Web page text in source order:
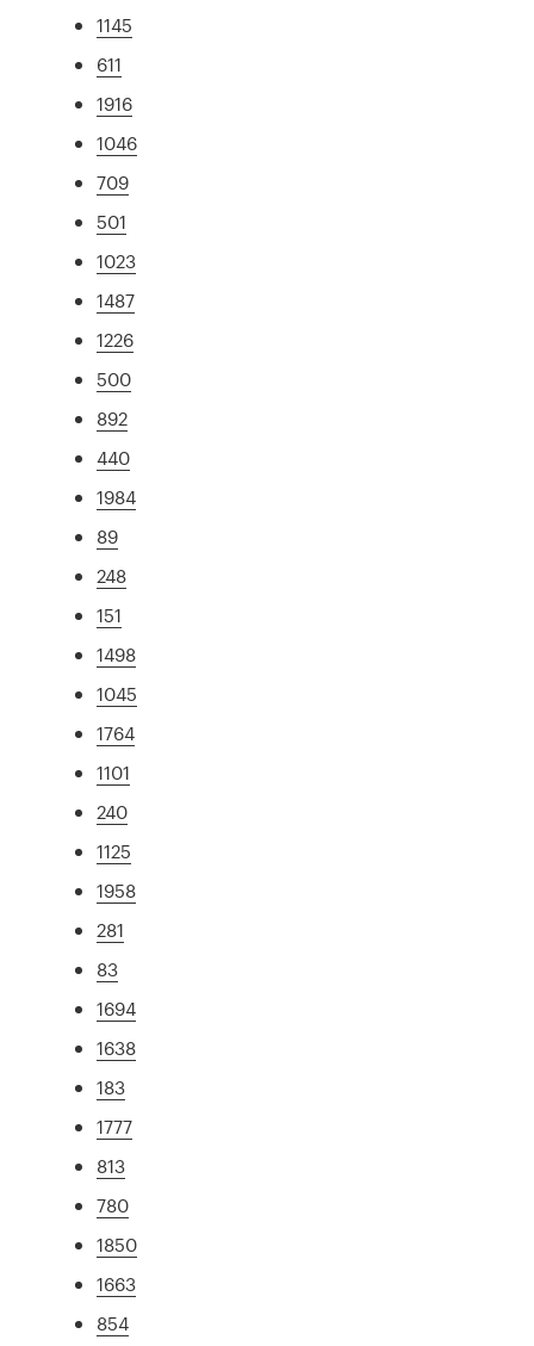
1145
611
1916
1046
709
501
1023
1487
1226
500
892
440
1984
89
248
151
1498
1045
1764
1101
240
1125
1958
281
83
1694
1638
183
1777
813
780
1850
1663
854